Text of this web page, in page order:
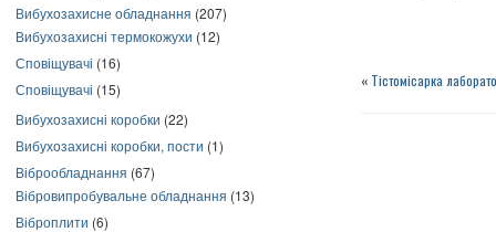
Вибухозахисне обладнання (207)
Вибухозахисні термокожухи (12)
Сповіщувачі (16)
Сповіщувачі (15)
Вибухозахисні коробки (22)
Вибухозахисні коробки, пости (1)
Віброобладнання (67)
Вібровипробувальне обладнання (13)
Віброплити (6)
« Тістомісарка